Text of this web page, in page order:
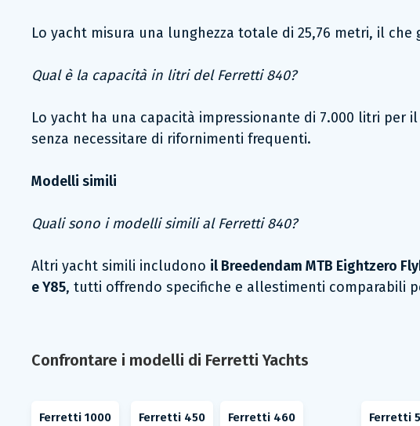
Lo yacht misura una lunghezza totale di 25,76 metri, il
Qual è la capacità in litri del Ferretti 840?
Lo yacht ha una capacità impressionante di 7.000 litri per
senza necessitare di rifornimenti frequenti.
Modelli simili
Quali sono i modelli simili al Ferretti 840?
Altri yacht simili includono il Breedendam MTB Eightzero
e Y85, tutti offrendo specifiche e allestimenti comparabili
Confrontare i modelli di Ferretti Yachts
Ferretti 1000 Ferretti 450 Ferretti 460 Ferretti